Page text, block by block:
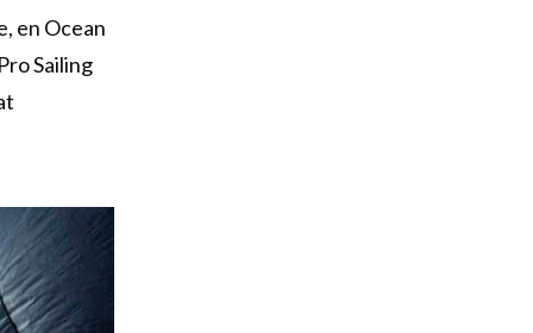
en Ocean
Sailing